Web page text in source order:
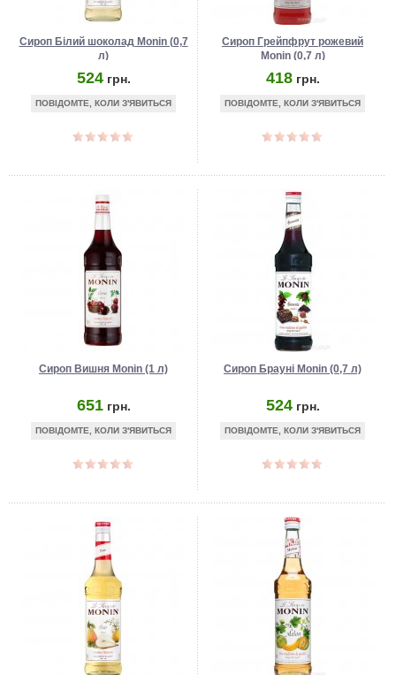
Сироп Білий шоколад Monin (0,7
л)
524 грн.
ПОВІДОМТЕ, КОЛИ З'ЯВИТЬСЯ
Сироп Грейпфрут рожевий
Monin (0,7 л)
418 грн.
ПОВІДОМТЕ, КОЛИ З'ЯВИТЬСЯ
Сироп Вишня Monin (1 л)
651 грн.
ПОВІДОМТЕ, КОЛИ З'ЯВИТЬСЯ
Сироп Брауні Monin (0,7 л)
524 грн.
ПОВІДОМТЕ, КОЛИ З'ЯВИТЬСЯ